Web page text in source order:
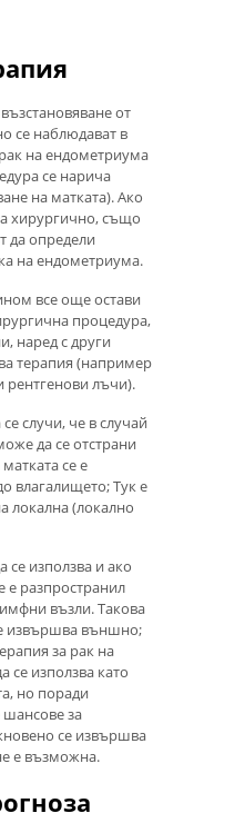
от
се наблюдават в
на ендометриума
се нарича
на матката). Ако
хирургично, също
да определи
на ендометриума.
все още остави
процедура,
наред с други
терапия (например
рентгенови лъчи).
случи, че в случай
да се отстрани
се е
влагалището; Тук е
локална (локално
използва и ако
е разпространил
възли. Такова
извършва външно;
за рак на
използва като
но поради
шансове за
се извършва
е възможна.